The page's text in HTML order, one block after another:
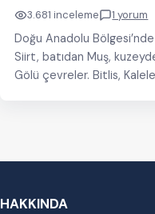
3.681 inceleme 1 yorum
Doğu Anadolu
Siirt, batıdan Muş,
Gölü çevreler. Bitlis,
HAKKINDA